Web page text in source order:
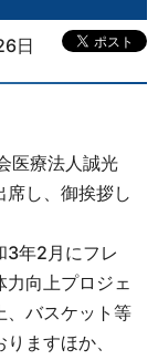
日
医療法人誠光
し、御挨拶し
3年2月にフレ
力向上プロジェ
、バスケット等
ますほか、